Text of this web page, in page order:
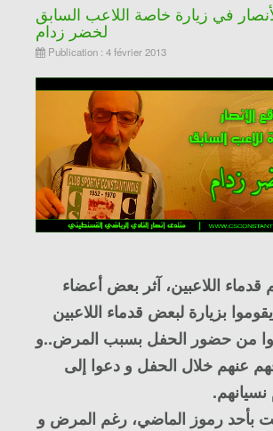
في زيارة خاصة اللاعب السابق
لخضر زدام
Publication : 4 février 2013
اللاعبين، آثر بعض أعضاء
بزيارة لبعض قدماء اللاعبين
من حضور الحفل بسبب المرض..و
عنهم خلال الحفل و دعوا إلى
بأحد رموز الماضي، رغم المرض و